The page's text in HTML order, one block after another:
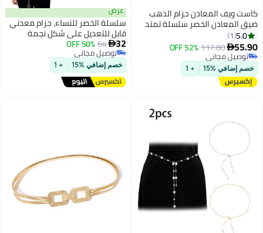
كاست ويف المعادن حزام الذهب
ضيق المعادن الخصر سلسلة تمتد
اللباس حزام مشبك حزام اللباس
الجينز والمجوهرات الرسمية
5.0
1
55.90
117.80
52% OFF
توصيل مجاني
توصيل مجاني
خصم إضافي %15 + 1
عرض
سلسلة الخصر للنساء، حزام معدني
قابل للتعديل على شكل نجمة
فضية، إكسسوار موضة مناسب
للفساتين والتنانير والجينز، للفتيات
والسيدات
32
64
50% OFF
توصيل مجاني
توصيل مجاني
خصم إضافي %15 + 1